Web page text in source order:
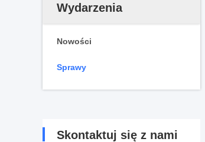
Wydarzenia
Nowości
Sprawy
Skontaktuj się z nami